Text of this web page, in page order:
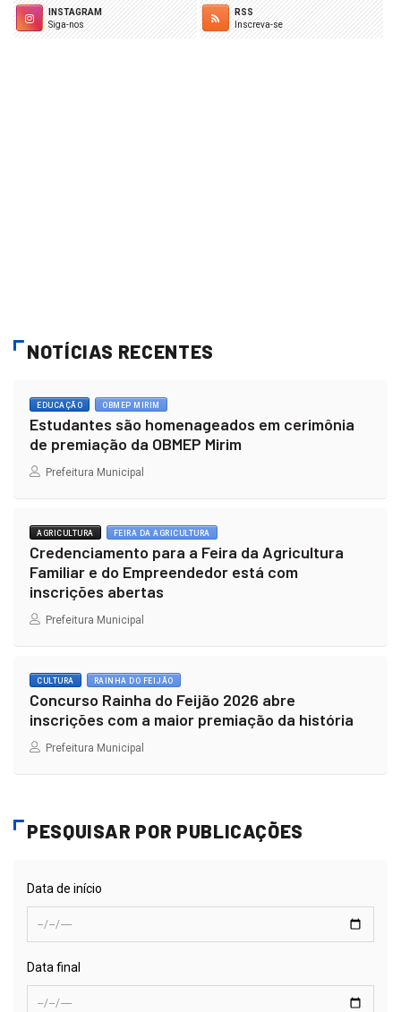
INSTAGRAM
Siga-nos
RSS
Inscreva-se
NOTÍCIAS RECENTES
EDUCAÇÃO OBMEP MIRIM
Estudantes são homenageados em cerimônia
de premiação da OBMEP Mirim
Prefeitura Municipal
AGRICULTURA FEIRA DA AGRICULTURA
Credenciamento para a Feira da Agricultura
Familiar e do Empreendedor está com
inscrições abertas
Prefeitura Municipal
CULTURA RAINHA DO FEIJÃO
Concurso Rainha do Feijão 2026 abre
inscrições com a maior premiação da história
Prefeitura Municipal
PESQUISAR POR PUBLICAÇÕES
Data de início
Data final